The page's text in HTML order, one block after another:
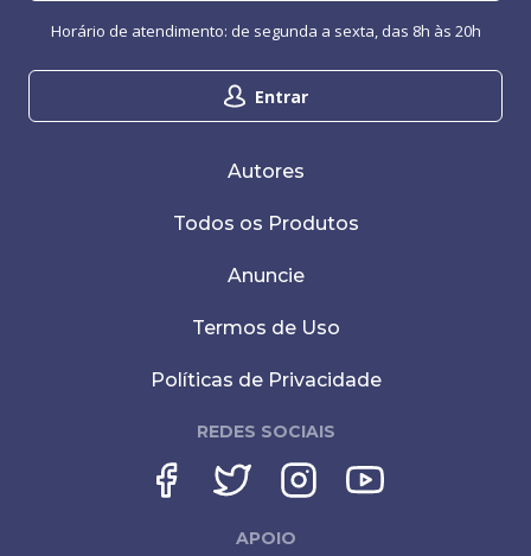
Entrar
Horário de atendimento: de segunda a sexta, das 8h às 20h
Autores
Todos os Produtos
Anuncie
Termos de Uso
Políticas de Privacidade
REDES SOCIAIS
APOIO